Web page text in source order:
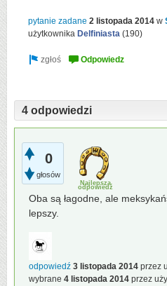
pytanie zadane 2 listopada 2014 w
użytkownika Delfiniasta (190)
4 odpowiedzi
0
głosów
Najlepsza
odpowiedź
Oba są łagodne, ale
lepszy.
odpowiedź 3 listopada 2014 przez
wybrane 4 listopada 2014 przez